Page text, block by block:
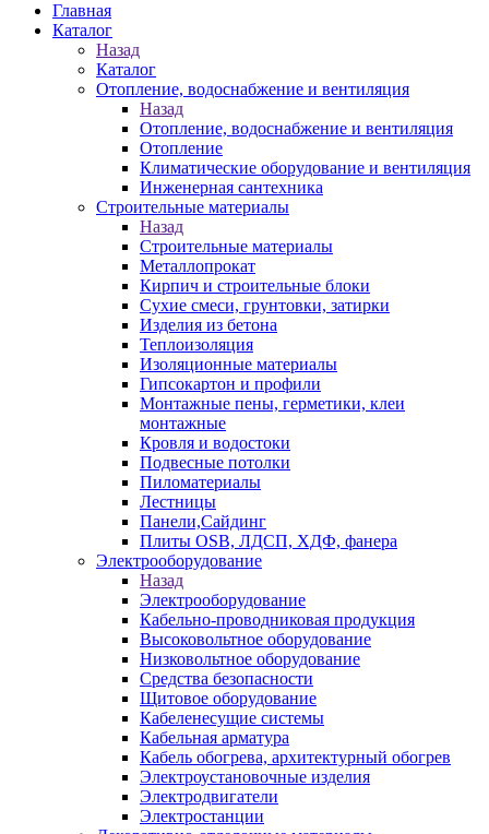
Главная
Каталог
Назад
Каталог
Отопление, водоснабжение и вентиляция
Назад
Отопление, водоснабжение и вентиляция
Отопление
Климатические оборудование и вентиляция
Инженерная сантехника
Строительные материалы
Назад
Строительные материалы
Металлопрокат
Кирпич и строительные блоки
Сухие смеси, грунтовки, затирки
Изделия из бетона
Теплоизоляция
Изоляционные материалы
Гипсокартон и профили
Монтажные пены, герметики, клеи
монтажные
Кровля и водостоки
Подвесные потолки
Пиломатериалы
Лестницы
Панели,Сайдинг
Плиты OSB, ЛДСП, ХДФ, фанера
Электрооборудование
Назад
Электрооборудование
Кабельно-проводниковая продукция
Высоковольтное оборудование
Низковольтное оборудование
Средства безопасности
Щитовое оборудование
Кабеленесущие системы
Кабельная арматура
Кабель обогрева, архитектурный обогрев
Электроустановочные изделия
Электродвигатели
Электростанции